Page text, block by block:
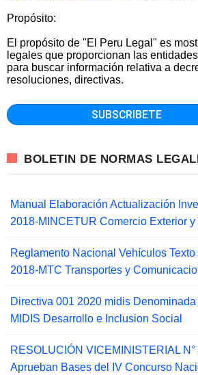
Propósito:
El propósito de "El Peru Legal" es
legales que proporcionan las
para buscar información relativa a
resoluciones, directivas.
BOLETIN DE NORMAS
Manual Elaboración Actualización
2018-MINCETUR Comercio Exterior y
Reglamento Nacional Vehículos
2018-MTC Transportes y
Directiva 001 2020 midis
MIDIS Desarrollo e Inclusion Social
RESOLUCIÓN VICEMINISTERIAL
Aprueban Bases del IV Concurso